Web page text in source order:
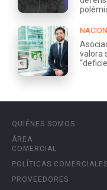
valora
QUIÉNES SOMOS
ÁREA
COMERCIAL
POLÍTICAS COMERCIALES
PROVEEDORES